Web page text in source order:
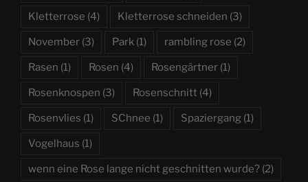
Kletterrose (4) Kletterrose schneiden (3)
November (3) Park (1) rambling rose (2)
Rasen (1) Rosen (4) Rosengärtner (1)
Rosenknospen (3) Rosenschnitt (4)
Rosenvlies (1) SChnee (1) Spaziergang (1)
Vogelhaus (1)
wenn eine Rose lange nicht geschnitten wurde? (2)